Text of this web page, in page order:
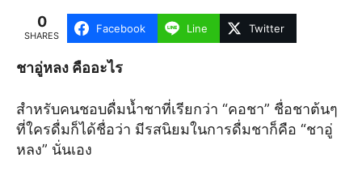
0
SHARES
Facebook Line Twitter
ชาอู่หลง คืออะไร
สำหรับคนชอบดื่มน้ำชาที่เรียกว่า “คอชา” ชื่อชาต้นๆ
ที่ใครดื่มก็ได้ชื่อว่า มีรสนิยมในการดื่มชาก็คือ “ชาอู่
หลง” นั่นเอง